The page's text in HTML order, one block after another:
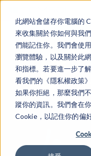
此網站會儲存你電腦的
來收集關於你如何與我
們能記住你。我們會使
瀏覽體驗，以及關於此
和指標。若要進一步了
看我們的《隱私權政策》
如果你拒絕，那麼我們
蹤你的資訊。我們會在
Cookie，以記住你的偏